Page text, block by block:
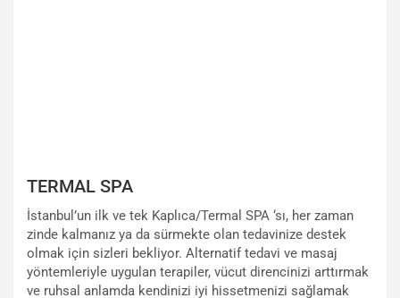
TERMAL SPA
İstanbul’un ilk ve tek Kaplıca/Termal SPA ‘sı, her zaman
zinde kalmanız ya da sürmekte olan tedavinize destek
olmak için sizleri bekliyor. Alternatif tedavi ve masaj
yöntemleriyle uygulan terapiler, vücut direncinizi arttırmak
ve ruhsal anlamda kendinizi iyi hissetmenizi sağlamak